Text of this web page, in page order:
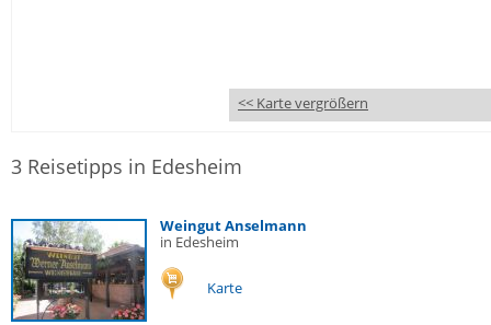
<< Karte vergrößern
3 Reisetipps in Edesheim
Weingut Anselmann
in Edesheim
Karte